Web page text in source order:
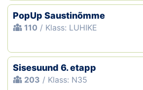
PopUp Saustinõmme
110 / Klass: LUHIKE
Sisesuund 6. etapp
203 / Klass: N35